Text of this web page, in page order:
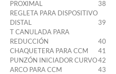
PROXIMAL
38
REGLETA PARA DISPOSITIVO
DISTAL
39
T CANULADA PARA
REDUCCIÓN
40
CHAQUETERA PARA CCM
41
PUNZÓN INICIADOR CURVO42
ARCO PARA CCM
43